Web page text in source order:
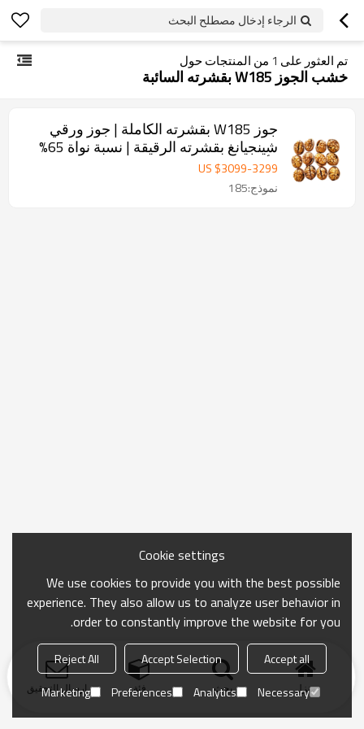
الرجاء إدخال مصطلح البحث
تم العثور على 1 من المنتجات حول
خشب الجوز W185 بقشرته السائبة
جوز W185 بقشرته الكاملة | جوز ورقي
شينجيانغ بقشرته الرقيقة | نسبة نواة 65%
فأكثر
US $3099-3299
نموذج:185
منزل بحث فئة ارسال التحقيق
Cookie settings
We use cookies to provide you with the best possible
experience. They also allow us to analyze user behavior in
order to constantly improve the website for you.
Accept all
Accept Selection
Reject All
Necessary
Analytics
Preferences
Marketing